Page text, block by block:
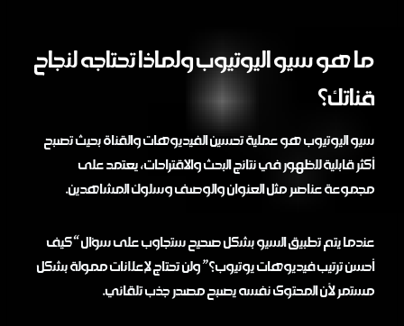
ما هو سيو اليوتيوب ولماذا تحتاجه لنجاح
قناتك؟
سيو اليوتيوب هو عملية تحسين الفيديوهات والقناة بحيث تصبح
أكثر قابلية للظهور في نتائج البحث والاقتراحات، يعتمد على
مجموعة عناصر مثل العنوان والوصف وسلوك المشاهدين.
عندما يتم تطبيق السيو بشكل صحيح ستجاوب على سؤال “كيف
أحسن ترتيب فيديوهات يوتيوب؟” ولن تحتاج لإعلانات ممولة بشكل
مستمر لأن المحتوى نفسه يصبح مصدر جذب تلقائي.